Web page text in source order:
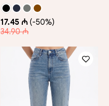
17.45 ₼ (-50%)
34.90 ₼